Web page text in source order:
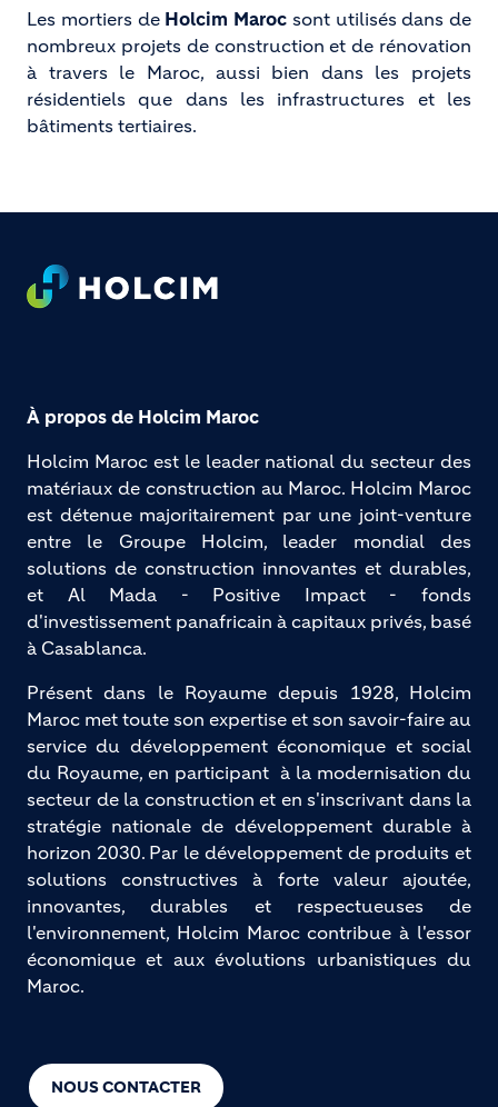
Les mortiers de Holcim Maroc sont utilisés dans de
nombreux projets de construction et de rénovation
à travers le Maroc, aussi bien dans les projets
résidentiels que dans les infrastructures et les
bâtiments tertiaires.
Footer
NOUS CONTACTER
À propos de Holcim Maroc
Holcim Maroc est le leader national du secteur des
matériaux de construction au Maroc. Holcim Maroc
est détenue majoritairement par une joint-venture
entre le Groupe Holcim, leader mondial des
solutions de construction innovantes et durables,
et Al Mada - Positive Impact - fonds
d'investissement panafricain à capitaux privés, basé
à Casablanca.
Présent dans le Royaume depuis 1928, Holcim
Maroc met toute son expertise et son savoir-faire au
service du développement économique et social
du Royaume, en participant à la modernisation du
secteur de la construction et en s'inscrivant dans la
stratégie nationale de développement durable à
horizon 2030. Par le développement de produits et
solutions constructives à forte valeur ajoutée,
innovantes, durables et respectueuses de
l'environnement, Holcim Maroc contribue à l'essor
économique et aux évolutions urbanistiques du
Maroc.